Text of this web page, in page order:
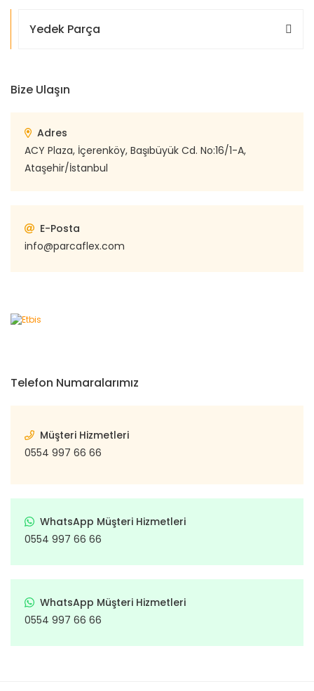
Yedek Parça
Bize Ulaşın
Adres
ACY Plaza, İçerenköy, Başıbüyük Cd. No:16/1-A,
Ataşehir/İstanbul
E-Posta
info@parcaflex.com
Telefon Numaralarımız
Müşteri Hizmetleri
0554 997 66 66
WhatsApp Müşteri Hizmetleri
0554 997 66 66
WhatsApp Müşteri Hizmetleri
0554 997 66 66